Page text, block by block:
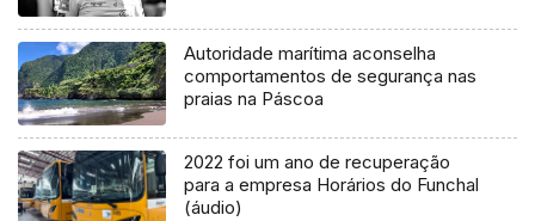
Autoridade marítima aconselha
comportamentos de segurança nas
praias na Páscoa
2022 foi um ano de recuperação
para a empresa Horários do Funchal
(áudio)